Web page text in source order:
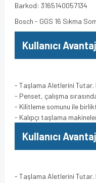
Barkod: 3165140057134
Bosch - GGS 16 Sıkma
Kullanıcı
- Taşlama Aletlerini Tutar.
- Penset, çalışma
- Kilitleme somunu ile
- Kalıpçı taşlama
Kullanıcı
- Taşlama Aletlerini Tutar.